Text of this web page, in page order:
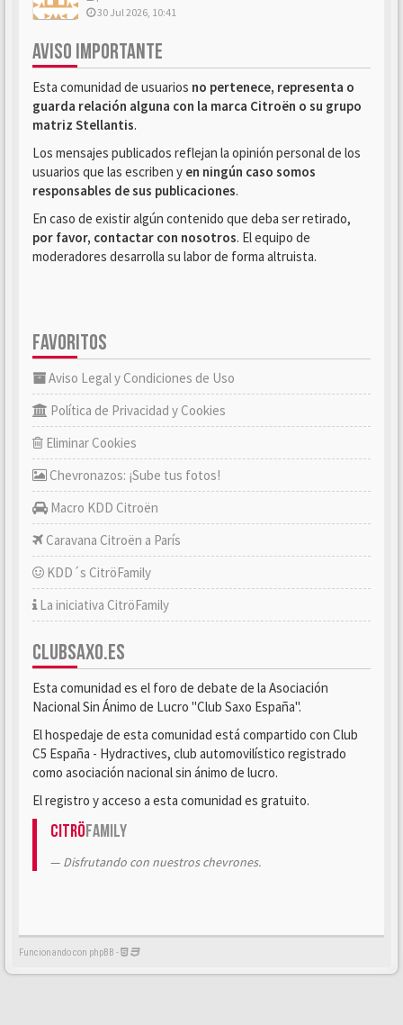
30 Jul 2026, 10:41
AVISO IMPORTANTE
Esta comunidad de usuarios no pertenece, representa o
guarda relación alguna con la marca Citroën o su grupo
matriz Stellantis.
Los mensajes publicados reflejan la opinión personal de los
usuarios que las escriben y en ningún caso somos
responsables de sus publicaciones.
En caso de existir algún contenido que deba ser retirado,
por favor, contactar con nosotros. El equipo de
moderadores desarrolla su labor de forma altruista.
FAVORITOS
Aviso Legal y Condiciones de Uso
Política de Privacidad y Cookies
Eliminar Cookies
Chevronazos: ¡Sube tus fotos!
Macro KDD Citroën
Caravana Citroën a París
KDD´s CitröFamily
La iniciativa CitröFamily
CLUBSAXO.ES
Esta comunidad es el foro de debate de la Asociación
Nacional Sin Ánimo de Lucro "Club Saxo España".
El hospedaje de esta comunidad está compartido con Club
C5 España - Hydractives, club automovilístico registrado
como asociación nacional sin ánimo de lucro.
El registro y acceso a esta comunidad es gratuito.
CitröFamily
Disfrutando con nuestros chevrones.
Funcionando con phpBB -